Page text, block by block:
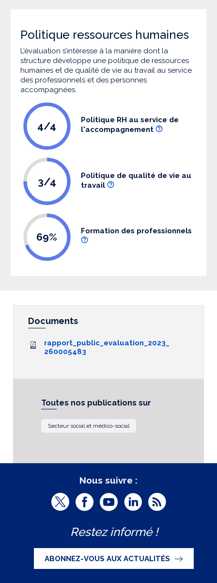
Politique ressources humaines
L’évaluation s’intéresse à la manière dont la
structure développe une politique de ressources
humaines et de qualité de vie au travail au service
des professionnels et des personnes
accompagnées.
4/4
Politique RH au service de
l'accompagnement
3/4
Politique de qualité de vie au
travail
69% Formation des professionnels
Documents
rapport_public_evaluation_2023_
260005483
Toutes nos publications sur
Secteur social et médico-social
Nous suivre :
T
i
t
t
F
c
e
b
Y
u
t
u
L
n
k
e
R
Restez informé !
ABONNEZ-VOUS AUX ACTUALITÉS